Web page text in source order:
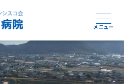
メニュー